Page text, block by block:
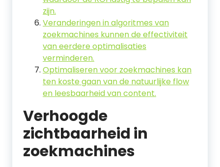
zijn.
Veranderingen in algoritmes van
zoekmachines kunnen de effectiviteit
van eerdere optimalisaties
verminderen.
Optimaliseren voor zoekmachines kan
ten koste gaan van de natuurlijke flow
en leesbaarheid van content.
Verhoogde
zichtbaarheid in
zoekmachines